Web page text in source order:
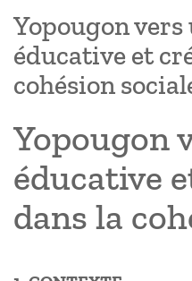
Yopougon vers
éducative et
cohésion
Yopougon
éducative
dans la